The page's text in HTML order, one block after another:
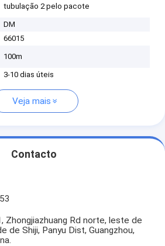
tubulação 2 pelo pacote
DM
66015
100m
3-10 dias úteis
Veja mais
Contacto
Zhongjiazhuang Rd norte, leste de
de Shiji, Panyu Dist, Guangzhou,